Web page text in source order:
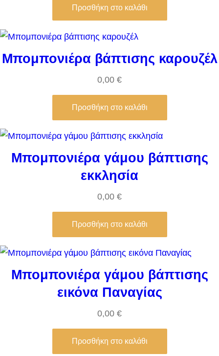
Προσθήκη στο καλάθι
Μπομπονιέρα βάπτισης καρουζέλ
0,00 €
Προσθήκη στο καλάθι
Μπομπονιέρα γάμου βάπτισης
εκκλησία
0,00 €
Προσθήκη στο καλάθι
Μπομπονιέρα γάμου βάπτισης
εικόνα Παναγίας
0,00 €
Προσθήκη στο καλάθι